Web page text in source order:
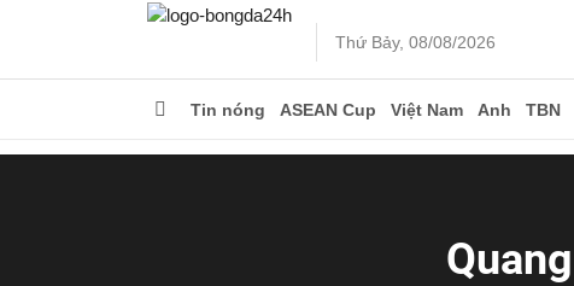
Thứ Bảy, 08/08/2026
Tin nóng ASEAN Cup Việt Nam Anh TBN